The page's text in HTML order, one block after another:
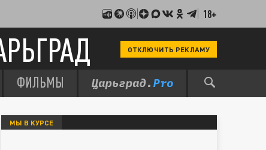
18+
ОТКЛЮЧИТЬ РЕКЛАМУ
ФИЛЬМЫ
МЫ В КУРСЕ